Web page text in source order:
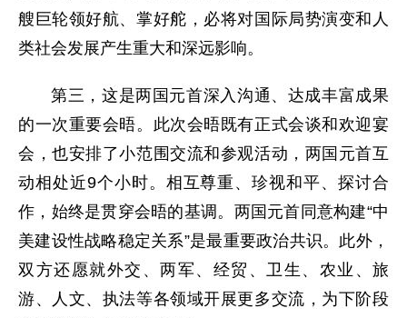
艘巨轮领好航、掌好舵，必将对国际局势演变和人
类社会发展产生重大和深远影响。
第三，这是两国元首深入沟通、达成丰富成果
的一次重要会晤。此次会晤既有正式会谈和欢迎宴
会，也安排了小范围交流和参观活动，两国元首互
动相处近9个小时。相互尊重、珍视和平、探讨合
作，始终是贯穿会晤的基调。两国元首同意构建“中
美建设性战略稳定关系”是最重要政治共识。此外，
双方还愿就外交、两军、经贸、卫生、农业、旅
游、人文、执法等各领域开展更多交流，为下阶段